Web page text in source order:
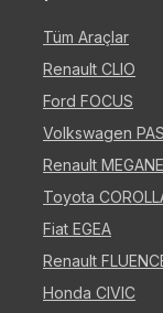
Tüm Araçlar
Renault CLIO
Ford FOCUS
Volkswagen
Renault MEGANE
Toyota
Fiat EGEA
Renault
Honda CIVIC